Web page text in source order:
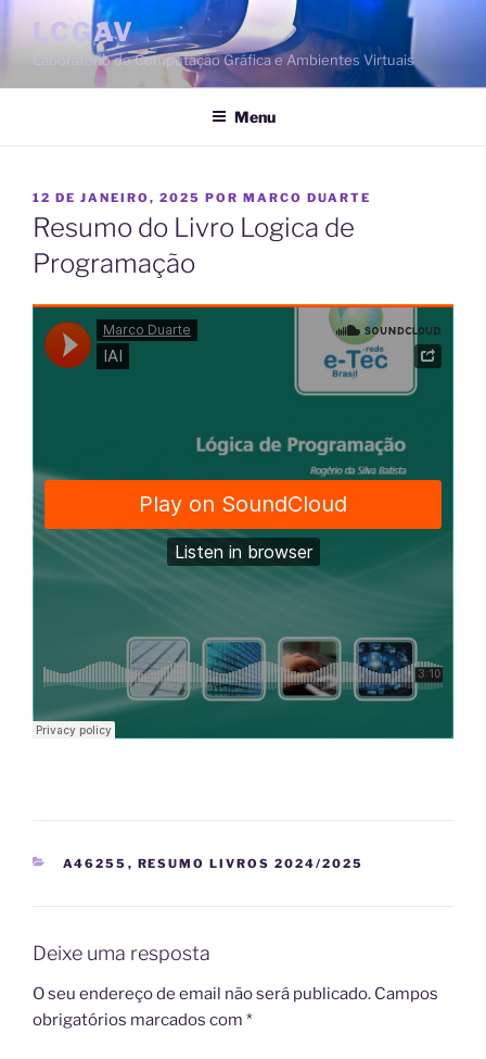
conteúdo
LCGAV
Laboratório de Computação Gráfica e Ambientes Virtuais
Menu
PUBLICADO
EM
12 DE JANEIRO, 2025 POR MARCO DUARTE
Resumo do Livro Logica de
Programação
CATEGORIAS
A46255 , RESUMO LIVROS 2024/2025
Deixe uma resposta
O seu endereço de email não será publicado. Campos
obrigatórios marcados com *